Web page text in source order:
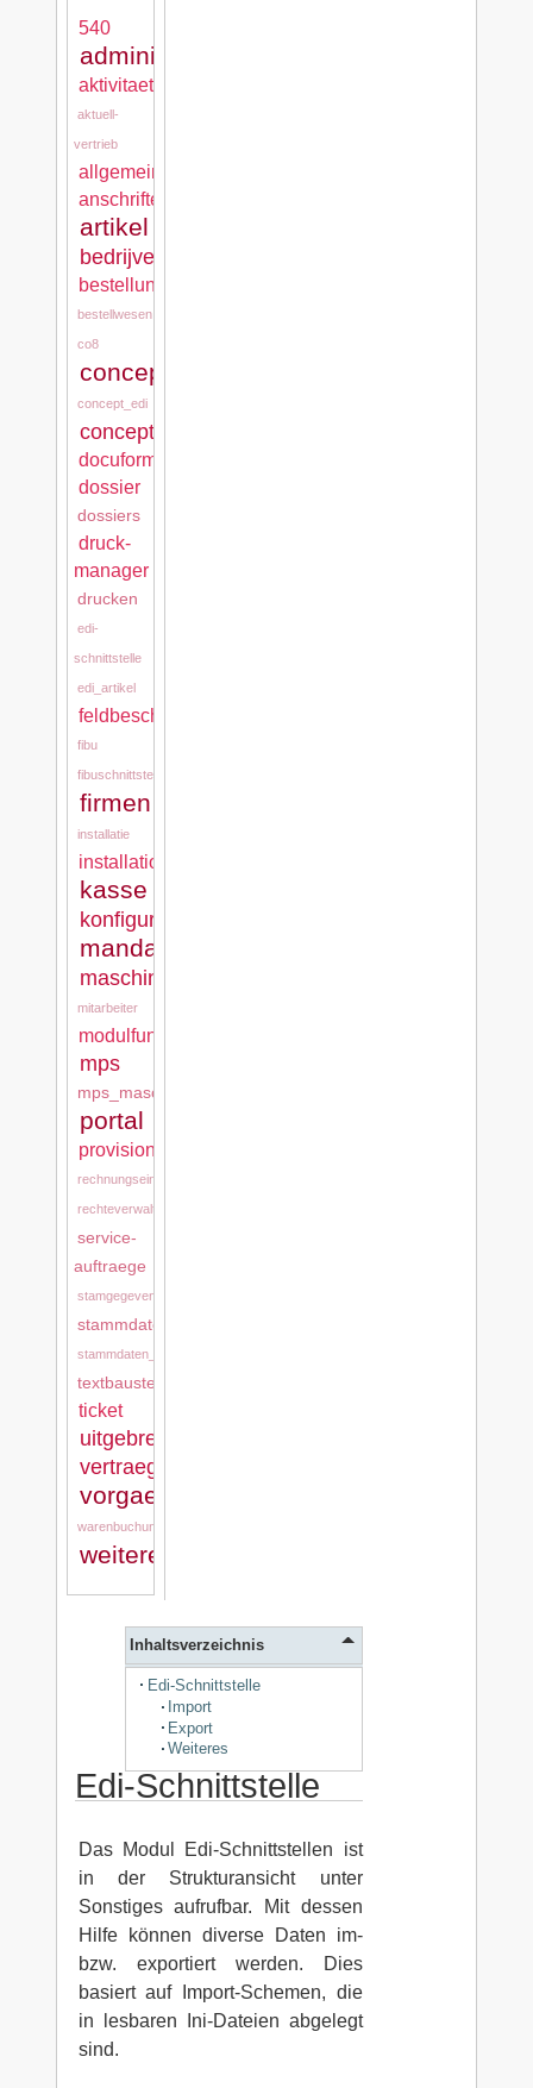
540
administration
aktivitaeten
aktuell-
vertrieb
allgemein
anschriften
artikel
bedrijven
bestellungen
bestellwesen
co8
concept_cash
concept_edi
concept_mps
docuform
dossier
dossiers
druck-
manager
drucken
edi-
schnittstelle
edi_artikel
feldbeschreibungen
fibu
fibuschnittstelle
firmen
installatie
installation
kasse
konfigurationen
mandanten
maschinen
mitarbeiter
modulfunktionen
mps
mps_maschinen
portal
provision
rechnungseingang
rechteverwaltung
service-
auftraege
stamgegevens
stammdaten
stammdaten_tkd
textbausteine
ticket
uitgebreide_stamgegevens
vertraege
vorgaenge
warenbuchung
weitere_stammdaten
Inhaltsverzeichnis
Edi-Schnittstelle
Import
Export
Weiteres
Edi-Schnittstelle
Das Modul Edi-Schnittstellen ist
in der Strukturansicht unter
Sonstiges aufrufbar. Mit dessen
Hilfe können diverse Daten im-
bzw. exportiert werden. Dies
basiert auf Import-Schemen, die
in lesbaren Ini-Dateien abgelegt
sind.